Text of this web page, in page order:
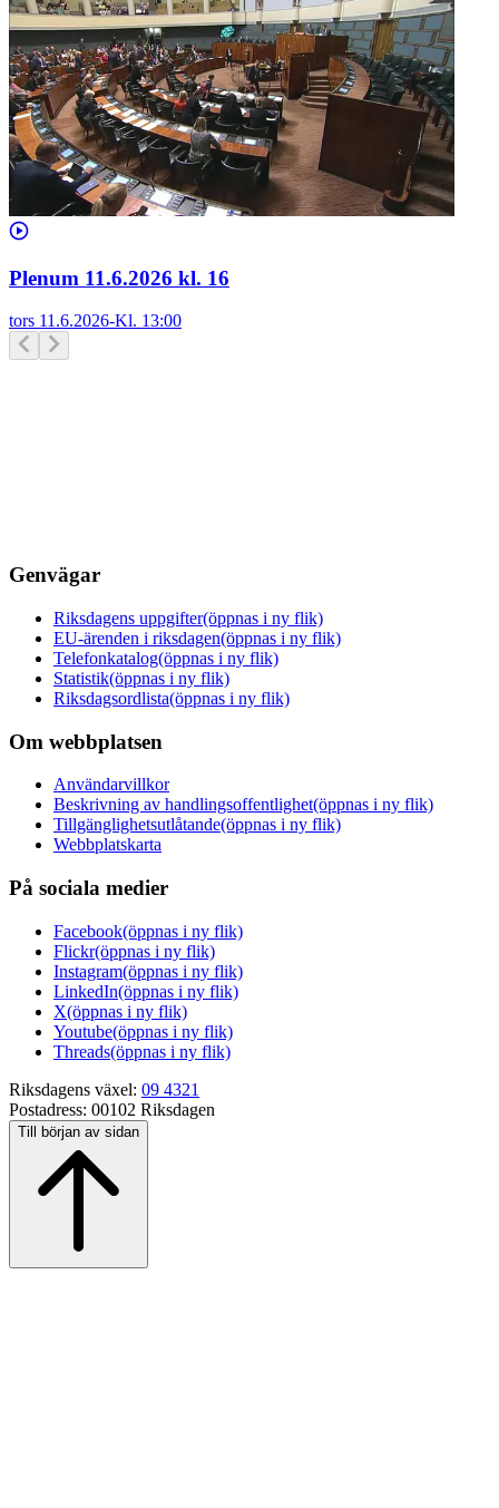
Plenum 11.6.2026 kl. 16
tors 11.6.2026-Kl. 13:00
Genvägar
Riksdagens uppgifter(öppnas i ny flik)
EU-ärenden i riksdagen(öppnas i ny flik)
Telefonkatalog(öppnas i ny flik)
Statistik(öppnas i ny flik)
Riksdagsordlista(öppnas i ny flik)
Om webbplatsen
Användarvillkor
Beskrivning av handlingsoffentlighet(öppnas i ny flik)
Tillgänglighetsutlåtande(öppnas i ny flik)
Webbplatskarta
På sociala medier
Facebook(öppnas i ny flik)
Flickr(öppnas i ny flik)
Instagram(öppnas i ny flik)
LinkedIn(öppnas i ny flik)
X(öppnas i ny flik)
Youtube(öppnas i ny flik)
Threads(öppnas i ny flik)
Riksdagens växel: 09 4321
Postadress: 00102 Riksdagen
Till början av sidan